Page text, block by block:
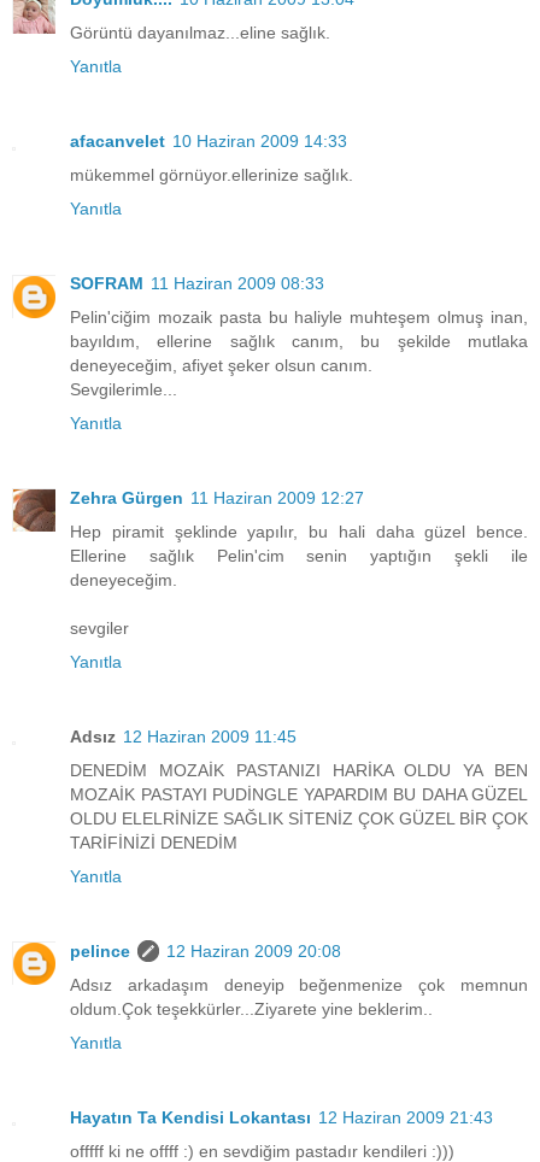
Görüntü dayanılmaz...eline sağlık.
Yanıtla
afacanvelet 10 Haziran 2009 14:33
mükemmel görnüyor.ellerinize sağlık.
Yanıtla
SOFRAM 11 Haziran 2009 08:33
Pelin'ciğim mozaik pasta bu haliyle muhteşem olmuş inan,
bayıldım, ellerine sağlık canım, bu şekilde mutlaka
deneyeceğim, afiyet şeker olsun canım.
Sevgilerimle...
Yanıtla
Zehra Gürgen 11 Haziran 2009 12:27
Hep piramit şeklinde yapılır, bu hali daha güzel bence.
Ellerine sağlık Pelin'cim senin yaptığın şekli ile
deneyeceğim.
sevgiler
Yanıtla
Adsız 12 Haziran 2009 11:45
DENEDİM MOZAİK PASTANIZI HARİKA OLDU YA BEN
MOZAİK PASTAYI PUDİNGLE YAPARDIM BU DAHA GÜZEL
OLDU ELELRİNİZE SAĞLIK SİTENİZ ÇOK GÜZEL BİR ÇOK
TARİFİNİZİ DENEDİM
Yanıtla
pelince
12 Haziran 2009 20:08
Adsız arkadaşım deneyip beğenmenize çok memnun
oldum.Çok teşekkürler...Ziyarete yine beklerim..
Yanıtla
Hayatın Ta Kendisi Lokantası 12 Haziran 2009 21:43
offfff ki ne offff :) en sevdiğim pastadır kendileri :)))